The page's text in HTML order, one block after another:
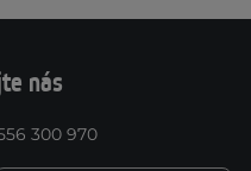
nás
300 970